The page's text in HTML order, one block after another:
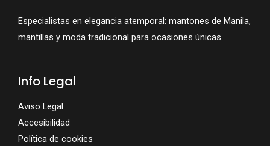
Especialistas en elegancia atemporal: mantones de Manila,
mantillas y moda tradicional para ocasiones únicas
Info Legal
Aviso Legal
Accesibilidad
Política de cookies